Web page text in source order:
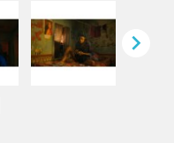
